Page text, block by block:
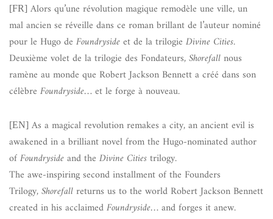
[FR] Alors qu’une révolution magique remodèle une ville, un
mal ancien se réveille dans ce roman brillant de l’auteur nominé
pour le Hugo de Foundrysideet de la trilogie Divine Cities.
Deuxième volet de la trilogie des Fondateurs,Shorefallnous
ramène au monde que Robert Jackson Bennett a créé dans son
célèbre Foundryside… et le forge à nouveau.
[EN] As a magical revolution remakes a city, an ancient evil is
awakened in a brilliant novel from the Hugo-nominated author
ofFoundrysideand the Divine Citiestrilogy.
The awe-inspiring second installment of the Founders
Trilogy,Shorefallreturns us to the world Robert Jackson Bennett
created in his acclaimedFoundryside… and forges it anew.